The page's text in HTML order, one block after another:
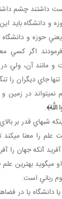
دست داشتند چشم
دانشگاه بايد
حوزه و دانشگاه
اگر کسي
و مانند آن، ولي
جاي ديگران را
تواند در زمين
﴾.
شب هاي قدر بر
را معنا مي کند
آنکه جهان را
او مي گويد بهترين
رباني است.
دانشگاه يا در